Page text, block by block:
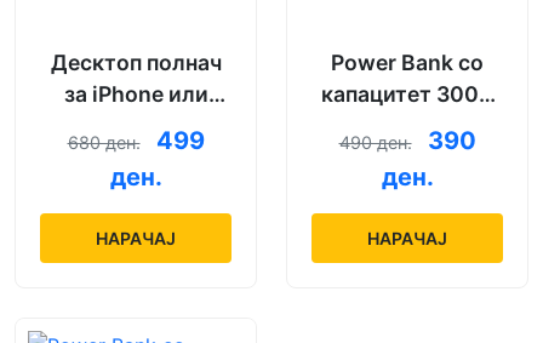
Десктоп полнач
за iPhone или
Android со модел
по избор
680 ден.
499
ден.
НАРАЧАЈ
Power Bank со
капацитет 3000
mAh + кабел за
полнење
490 ден.
390
ден.
НАРАЧАЈ